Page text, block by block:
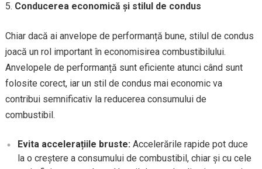
Conducerea economică și stilul de condus
Chiar dacă ai anvelope de performanță bune, stilul de condus
joacă un rol important în economisirea combustibilului.
Anvelopele de performanță sunt eficiente atunci când sunt
folosite corect, iar un stil de condus mai economic va
contribui semnificativ la reducerea consumului de
combustibil.
Evita accelerațiile bruste: Accelerările rapide pot duce
la o creștere a consumului de combustibil, chiar și cu cele